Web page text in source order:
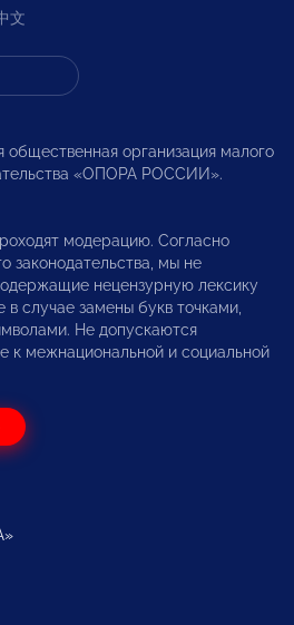
文
организация малого
«ОПОРА РОССИИ».
модерацию. Согласно
законодательства, мы не
нецензурную лексику
случае замены букв точками,
Не допускаются
к межнациональной и социальной